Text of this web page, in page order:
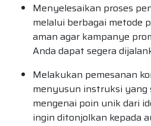
Menyelesaikan proses
melalui berbagai metode
aman agar kampanye
Anda dapat segera
Melakukan pemesanan
menyusun instruksi yang
mengenai poin unik dari
ingin ditonjolkan kepada